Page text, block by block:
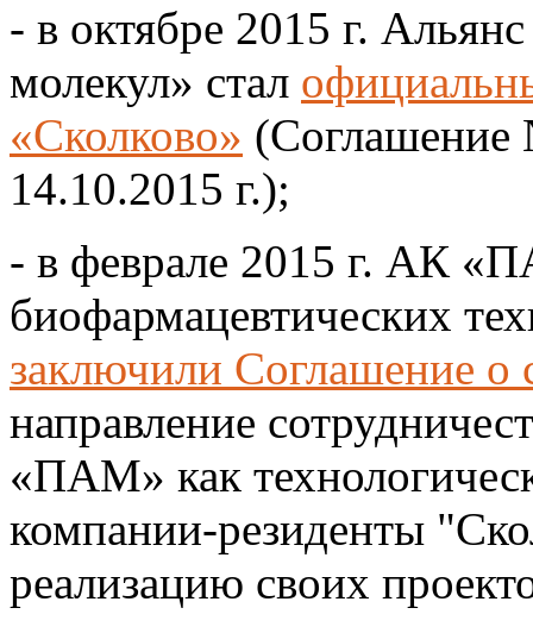
- в октябре 2015 г.
молекул» стал
«Сколково» (Соглашение
14.10.2015 г.);
- в феврале 2015 г. АК
биофармацевтических
заключили Соглашение о
направление
«ПАМ» как
компании-резиденты
реализацию своих